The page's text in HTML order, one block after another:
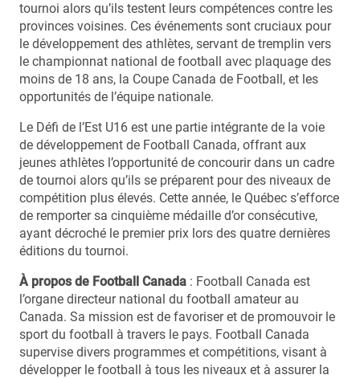
tournoi alors qu’ils testent leurs compétences contre les
provinces voisines. Ces événements sont cruciaux pour
le développement des athlètes, servant de tremplin vers
le championnat national de football avec plaquage des
moins de 18 ans, la Coupe Canada de Football, et les
opportunités de l’équipe nationale.
Le Défi de l’Est U16 est une partie intégrante de la voie
de développement de Football Canada, offrant aux
jeunes athlètes l’opportunité de concourir dans un cadre
de tournoi alors qu’ils se préparent pour des niveaux de
compétition plus élevés. Cette année, le Québec s’efforce
de remporter sa cinquième médaille d’or consécutive,
ayant décroché le premier prix lors des quatre dernières
éditions du tournoi.
À propos de Football Canada : Football Canada est
l’organe directeur national du football amateur au
Canada. Sa mission est de favoriser et de promouvoir le
sport du football à travers le pays. Football Canada
supervise divers programmes et compétitions, visant à
développer le football à tous les niveaux et à assurer la